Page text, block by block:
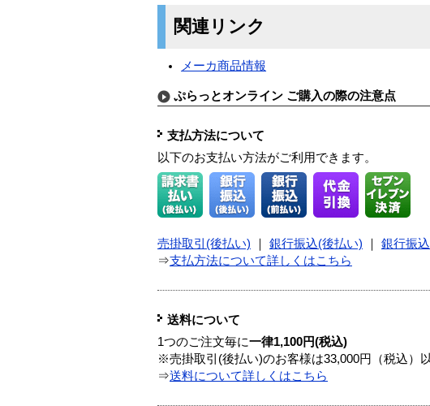
関連リンク
メーカ商品情報
ぷらっとオンライン ご購入の際の注意点
支払方法について
以下のお支払い方法がご利用できます。
売掛取引(後払い) 銀行振込(後払い) 銀行振
⇒支払方法について詳しくはこちら
送料について
1つのご注文毎に一律1,100円(税込)
※売掛取引(後払い)のお客様は33,000円（税込）
⇒送料について詳しくはこちら